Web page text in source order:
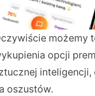
możemy
opcji
oszustów.